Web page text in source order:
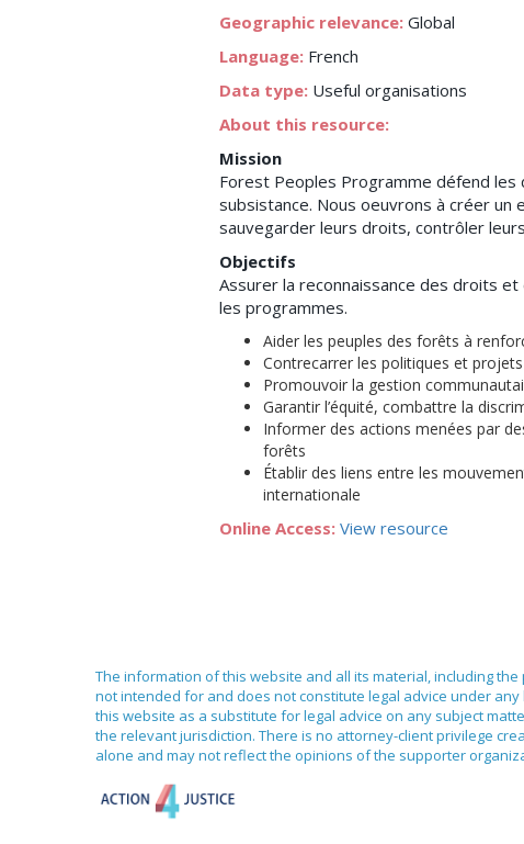
Geographic relevance: Global
Language: French
Data type: Useful organisations
About this resource:
Mission
Forest Peoples Programme défend
subsistance. Nous oeuvrons à créer
sauvegarder leurs droits, contrôler
Objectifs
Assurer la reconnaissance des droits
les programmes.
Aider les peuples des forêts à
Contrecarrer les politiques et
Promouvoir la gestion
Garantir l’équité, combattre la
Informer des actions menées par
forêts
Établir des liens entre les
internationale
Online Access: View resource
The information of this website and all its material, including
not intended for and does not constitute legal advice under
this website as a substitute for legal advice on any subject
the relevant jurisdiction. There is no attorney-client privilege
alone and may not reflect the opinions of the supporter